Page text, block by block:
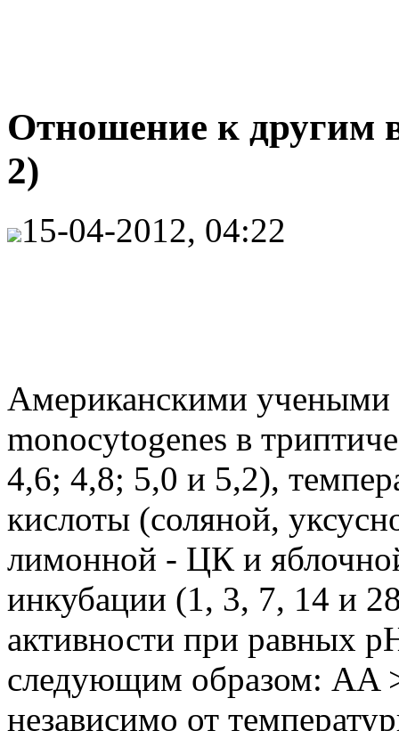
Отношение к другим
2)
15-04-2012, 04:22
Американскими учеными
monocytogenes в
4,6; 4,8; 5,0 и 5,2),
кислоты (соляной,
лимонной - ЦК и
инкубации (1, 3, 7, 14 и
активности при равных
следующим образом:
независимо от